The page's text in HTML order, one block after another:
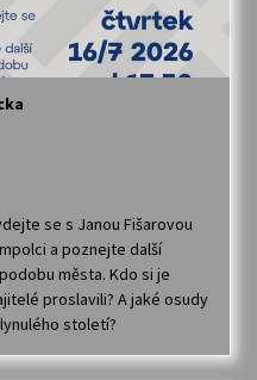
za Humpolec. V Želivě ožije
Novenka v Klášteře
se s Janou Fišarovou
a poznejte další
města. Kdo si je
proslavili? A jaké osudy
století?